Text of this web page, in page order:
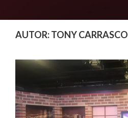
AUTOR:TONY CARRASCO